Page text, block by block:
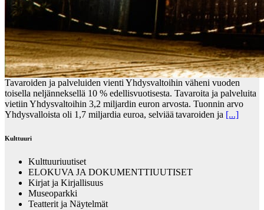
Tavaroiden ja palveluiden vienti Yhdysvaltoihin väheni vuoden
toisella neljänneksellä 10 % edellisvuotisesta. Tavaroita ja palveluita
vietiin Yhdysvaltoihin 3,2 miljardin euron arvosta. Tuonnin arvo
Yhdysvalloista oli 1,7 miljardia euroa, selviää tavaroiden ja [...]
Kulttuuri
Kulttuuriuutiset
ELOKUVA JA DOKUMENTTIUUTISET
Kirjat ja Kirjallisuus
Museoparkki
Teatterit ja Näytelmät